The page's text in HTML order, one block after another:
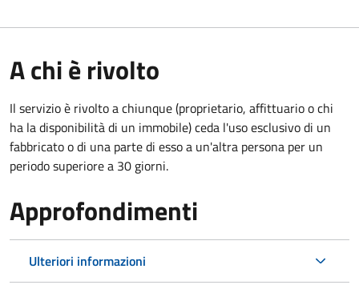
A chi è rivolto
Il servizio è rivolto a chiunque (proprietario, affittuario o chi
ha la disponibilità di un immobile) ceda l'uso esclusivo di un
fabbricato o di una parte di esso a un'altra persona per un
periodo superiore a 30 giorni.
Approfondimenti
Ulteriori informazioni